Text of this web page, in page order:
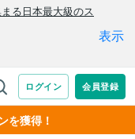
を獲得！